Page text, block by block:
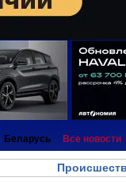
Беларусь Все новости